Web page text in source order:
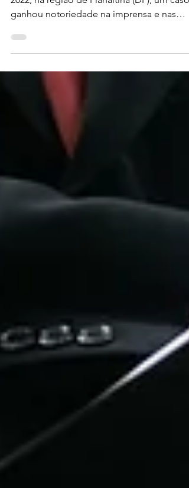
Por Giovanni Carlo No dia 9 de março de
ganhou notoriedade na imprensa e nas
redes sociais,...